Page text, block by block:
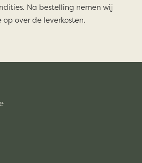
Na bestelling nemen wij
over de leverkosten.